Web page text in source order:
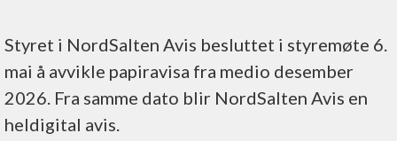
Styret i NordSalten Avis besluttet i styremøte 6.
mai å avvikle papiravisa fra medio desember
2026. Fra samme dato blir NordSalten Avis en
heldigital avis.